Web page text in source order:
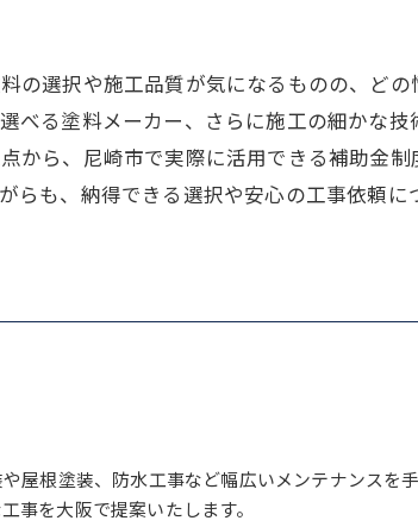
の選択や施工品質が気になるものの、ど
べる塗料メーカー、さらに施工の細かな
から、尼崎市で実際に活用できる補助金
も、納得できる選択や安心の工事依頼
屋根塗装、防水工事など幅広いメンテナンスを
事を大阪で提案いたします。